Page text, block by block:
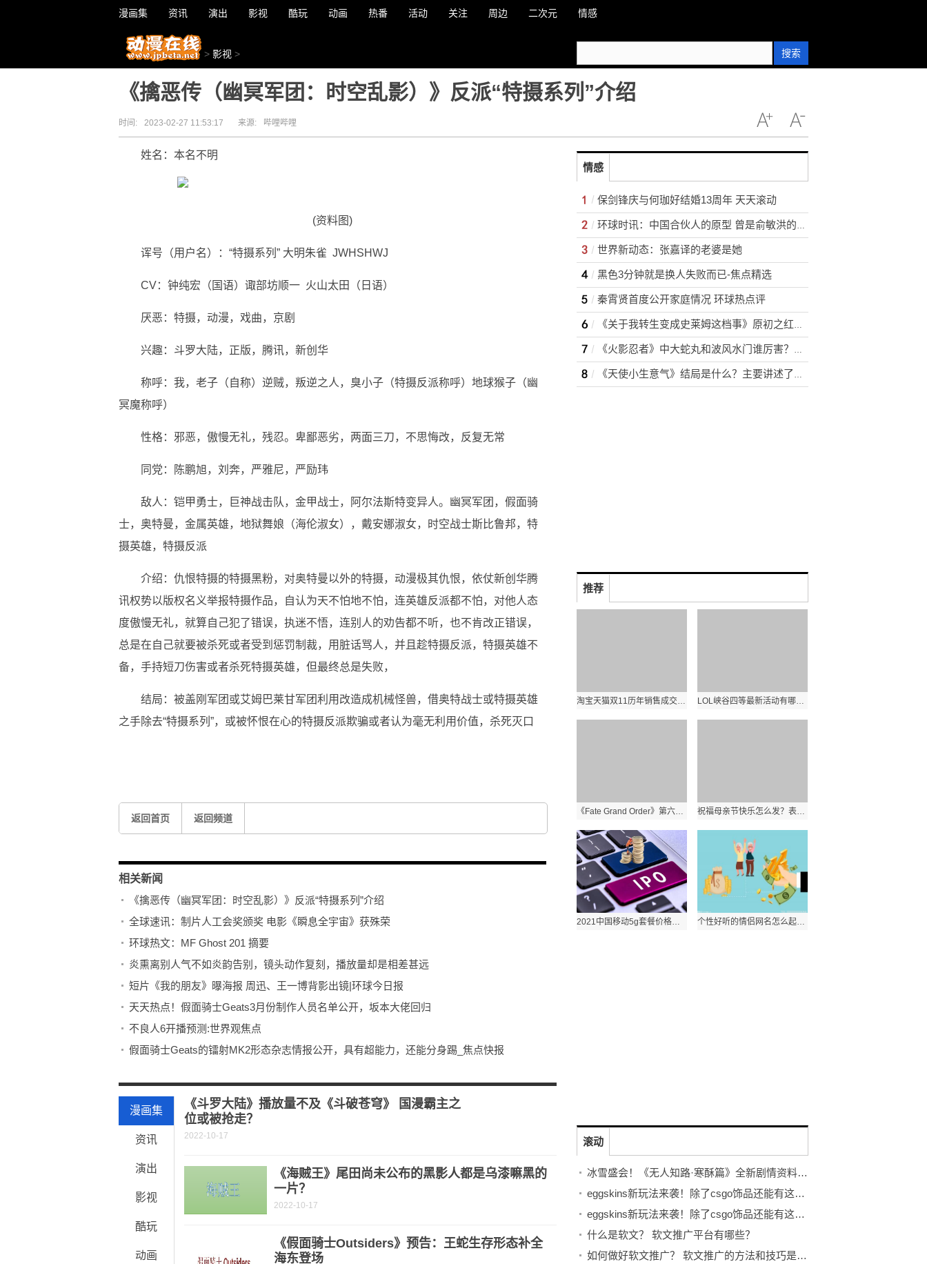
漫画集 资讯 演出 影视 酷玩 动画 热番 活动 关注 周边 二次元 情感
> 影视 > 搜索
《擒恶传（幽冥军团：时空乱影）》反派“特摄系列”介绍
时间: 2023-02-27 11:53:17 来源: 哔哩哔哩
姓名：本名不明
(资料图)
诨号（用户名）：“特摄系列” 大明朱雀 JWHSHWJ
CV：钟纯宏（国语）诹部坊顺一 火山太田（日语）
厌恶：特摄，动漫，戏曲，京剧
兴趣：斗罗大陆，正版，腾讯，新创华
称呼：我，老子（自称）逆贼，叛逆之人，臭小子（特摄反派称呼）地球猴子（幽
冥魔称呼）
性格：邪恶，傲慢无礼，残忍。卑鄙恶劣，两面三刀，不思悔改，反复无常
同党：陈鹏旭，刘奔，严雅尼，严励玮
敌人：铠甲勇士，巨神战击队，金甲战士，阿尔法斯特变异人。幽冥军团，假面骑
士，奥特曼，金属英雄，地狱舞娘（海伦淑女），戴安娜淑女，时空战士斯比鲁邦，特
摄英雄，特摄反派
介绍：仇恨特摄的特摄黑粉，对奥特曼以外的特摄，动漫极其仇恨，依仗新创华腾
讯权势以版权名义举报特摄作品，自认为天不怕地不怕，连英雄反派都不怕，对他人态
度傲慢无礼，就算自己犯了错误，执迷不悟，连别人的劝告都不听，也不肯改正错误，
总是在自己就要被杀死或者受到惩罚制裁，用脏话骂人，并且趁特摄反派，特摄英雄不
备，手持短刀伤害或者杀死特摄英雄，但最终总是失败，
结局：被盖刚军团或艾姆巴莱甘军团利用改造成机械怪兽，借奥特战士或特摄英雄
之手除去“特摄系列”，或被怀恨在心的特摄反派欺骗或者认为毫无利用价值，杀死灭口
返回首页 返回频道
相关新闻
《擒恶传（幽冥军团：时空乱影）》反派“特摄系列”介绍
全球速讯：制片人工会奖颁奖 电影《瞬息全宇宙》获殊荣
环球热文：MF Ghost 201 摘要
炎熏离别人气不如炎韵告别，镜头动作复刻，播放量却是相差甚远
短片《我的朋友》曝海报 周迅、王一博背影出镜|环球今日报
天天热点！假面骑士Geats3月份制作人员名单公开，坂本大佬回归
不良人6开播预测:世界观焦点
假面骑士Geats的镭射MK2形态杂志情报公开，具有超能力，还能分身踢_焦点快报
漫画集
资讯
演出
影视
酷玩
动画
《斗罗大陆》播放量不及《斗破苍穹》 国漫霸主之
位或被抢走？
2022-10-17
《海贼王》尾田尚未公布的黑影人都是乌漆嘛黑的
一片？
2022-10-17
《假面骑士Outsiders》预告：王蛇生存形态补全
海东登场
情感
保剑锋庆与何珈好结婚13周年 天天滚动
环球时讯：中国合伙人的原型 曾是俞敏洪的合伙人
世界新动态：张嘉译的老婆是她
黑色3分钟就是换人失败而已-焦点精选
秦霄贤首度公开家庭情况 环球热点评
《关于我转生变成史莱姆这档事》原初之红为什么害怕原初之黑？库洛艾为什么杀米莉姆？
《火影忍者》中大蛇丸和波风水门谁厉害？鼬为什么叫卡卡西大哥
《天使小生意气》结局是什么？主要讲述了什么故事？
推荐
淘宝天猫双11历年销售成交额数据是多少？历年双十一淘宝天猫业绩分析？ 环球实时 LOL峡谷四等最新活动有哪些？活动规则奖励有哪些？:世界看热讯
《Fate Grand Order》第六章怎么玩？FGO第六章敌方配置汇总？_世界报资讯 祝福母亲节快乐怎么发？表达了妈妈辛苦了女神节日快乐的句子有哪些？
2021中国移动5g套餐价格是多少？移动5g卡最新流量套餐资费一览表？ 个性好听的情侣网名怎么起？简短配对情侣昵称专用有哪些？
滚动
冰雪盛会！《无人知路·寒酥篇》全新剧情资料片发布！ARG解谜游戏
eggskins新玩法来袭！除了csgo饰品还能有这些...
eggskins新玩法来袭！除了csgo饰品还能有这些...
什么是软文？ 软文推广平台有哪些？
如何做好软文推广？ 软文推广的方法和技巧是什么？